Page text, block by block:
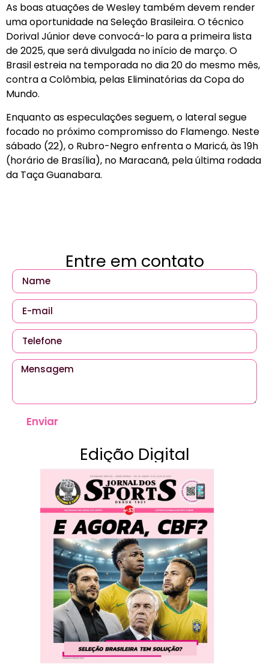
As boas atuações de Wesley também devem render
uma oportunidade na Seleção Brasileira. O técnico
Dorival Júnior deve convocá-lo para a primeira lista
de 2025, que será divulgada no início de março. O
Brasil estreia na temporada no dia 20 do mesmo mês,
contra a Colômbia, pelas Eliminatórias da Copa do
Mundo.
Enquanto as especulações seguem, o lateral segue
focado no próximo compromisso do Flamengo. Neste
sábado (22), o Rubro-Negro enfrenta o Maricá, às 19h
(horário de Brasília), no Maracanã, pela última rodada
da Taça Guanabara.
Entre em contato
Enviar
Edição Digital